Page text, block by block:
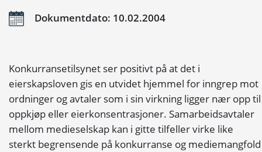
Dokumentdato: 10.02.2004
Konkurransetilsynet ser positivt på at det i
eierskapsloven gis en utvidet hjemmel for inngrep mot
ordninger og avtaler som i sin virkning ligger nær opp til
oppkjøp eller eierkonsentrasjoner. Samarbeidsavtaler
mellom medieselskap kan i gitte tilfeller virke like
sterkt begrensende på konkurranse og mediemangfold